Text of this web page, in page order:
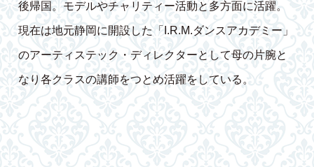
後帰国。モデルやチャリティー活動と多方面に活躍。
現在は地元静岡に開設した「I.R.M.ダンスアカデミー」
のアーティステック・ディレクターとして母の片腕と
なり各クラスの講師をつとめ活躍をしている。